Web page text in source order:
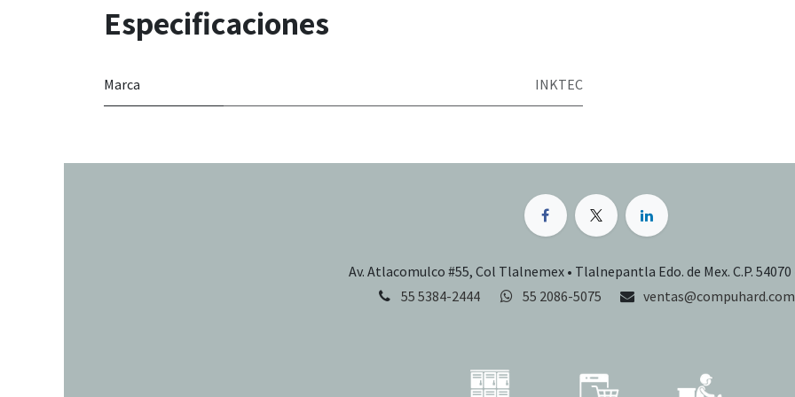
Especificaciones
Marca INKTEC
Av. Atlacomulco #55, Col Tlalnemex • Tlalnepantla Edo. de Mex. C.P. 54070
55 5384-2444
55 2086-5075